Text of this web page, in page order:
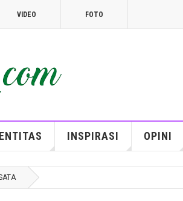
VIDEO FOTO
2019
Lingkungan
INSPIRASI OPINI